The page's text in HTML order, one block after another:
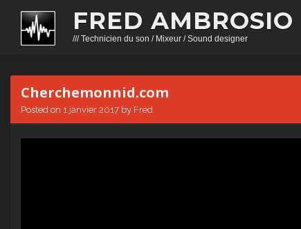
FRED AMBROSIO
/// Technicien du son / Mixeur / Sound designer
Cherchemonnid.com
Posted on 1 janvier 2017 by Fred